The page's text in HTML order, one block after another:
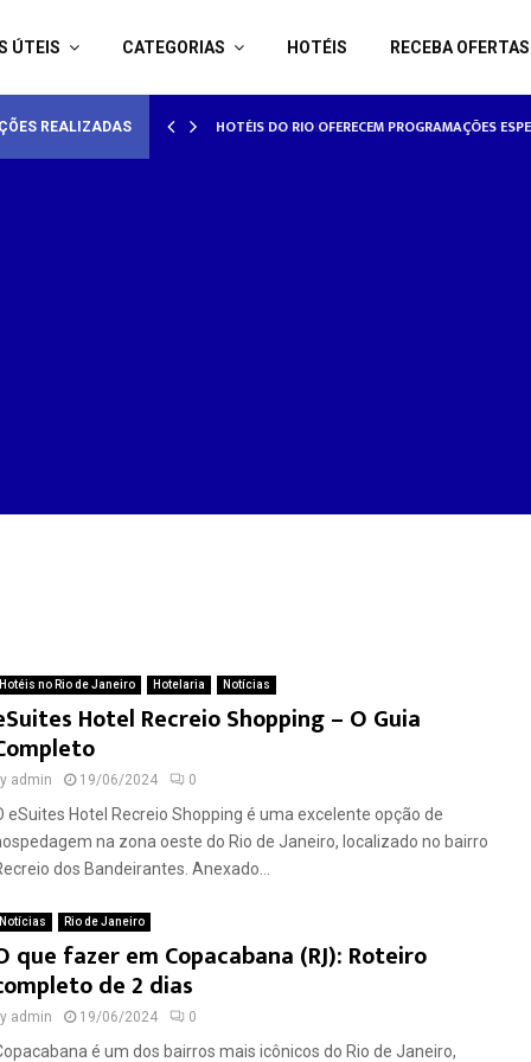
ÚTEIS CATEGORIAS HOTÉIS RECEBA OFERTAS
REALIZADAS HOTÉISRIO REALIZA CICLO DE SEMINÁRIOS
Hotéis no Rio de Janeiro Hotelaria Notícias
Hotel Recreio Shopping – O Guia
admin 19/06/2024 0
eSuites Hotel Recreio Shopping é uma excelente opção de
na zona oeste do Rio de Janeiro, localizado no bairro
dos Bandeirantes. Anexado...
Notícias Rio de Janeiro
que fazer em Copacabana (RJ): Roteiro
de 2 dias
admin 19/06/2024 0
é um dos bairros mais icônicos do Rio de Janeiro,